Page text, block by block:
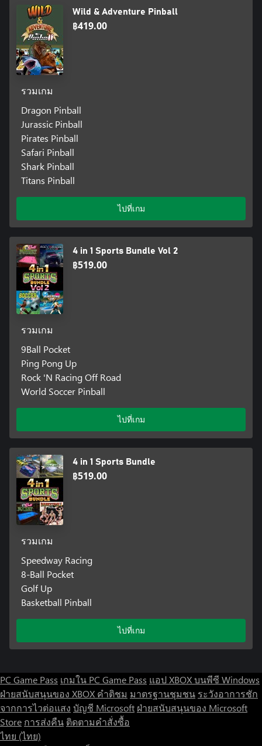
Wild & Adventure Pinball
฿419.00
รวมเกม
Dragon Pinball
Jurassic Pinball
Pirates Pinball
Safari Pinball
Shark Pinball
Titans Pinball
ไปที่เกม
4 in 1 Sports Bundle Vol 2
฿519.00
รวมเกม
9Ball Pocket
Ping Pong Up
Rock 'N Racing Off Road
World Soccer Pinball
ไปที่เกม
4 in 1 Sports Bundle
฿519.00
รวมเกม
Speedway Racing
8-Ball Pocket
Golf Up
Basketball Pinball
ไปที่เกม
PC Game Pass เกมใน PC Game Pass แอป XBOX บนพีซี Windows
ฝ่ายสนับสนุนของ XBOX คำติชม มาตรฐานชุมชน ระวังอาการชัก
จากการไวต่อแสง บัญชี Microsoft ฝ่ายสนับสนุนของ Microsoft
Store การส่งคืน ติดตามคำสั่งซื้อ
ไทย (ไทย)